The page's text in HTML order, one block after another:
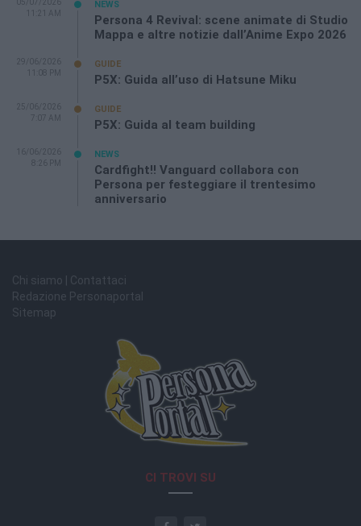
05/07/2026
11:21 AM
NEWS
Persona 4 Revival: scene animate di Studio
Mappa e altre notizie dall’Anime Expo 2026
29/06/2026
11:08 PM
GUIDE
P5X: Guida all’uso di Hatsune Miku
25/06/2026
7:07 AM
GUIDE
P5X: Guida al team building
16/06/2026
8:26 PM
NEWS
Cardfight!! Vanguard collabora con
Persona per festeggiare il trentesimo
anniversario
Chi siamo | Contattaci
Redazione Personaportal
Sitemap
CI TROVI SU